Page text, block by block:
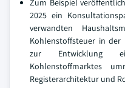
Zum Beispiel
2025 ein
verwandten
Kohlenstoffsteuer in
zur Entwicklung
Kohlenstoffmarktes
Registerarchitektur und